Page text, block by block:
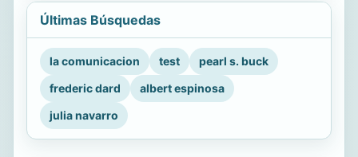
Últimas Búsquedas
la comunicacion test
pearl s. buck
frederic dard
albert espinosa
julia navarro